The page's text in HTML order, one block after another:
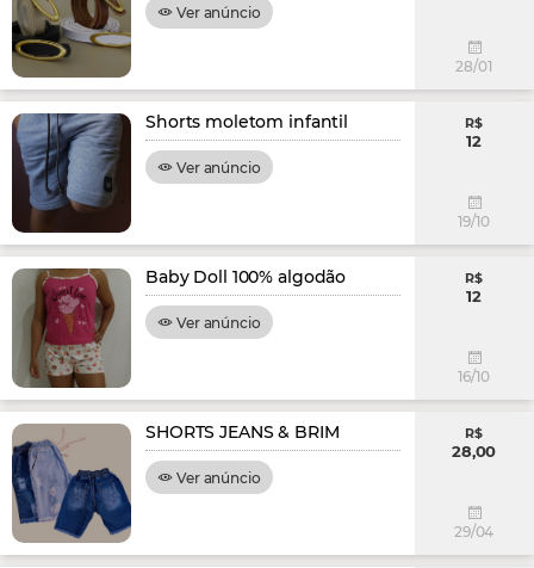
Ver anúncio
28/01
Shorts moletom infantil
Ver anúncio
R$
12
19/10
Baby Doll 100% algodão
Ver anúncio
R$
12
16/10
SHORTS JEANS & BRIM
Ver anúncio
R$
28,00
29/04